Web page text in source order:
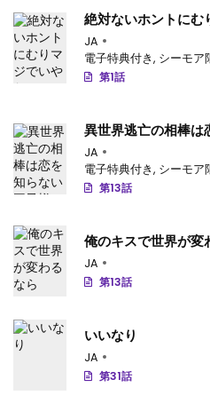
絶対ないホントにむ
JA
電子特典付き, シーモア
第1話
異世界逃亡の相棒は
JA
電子特典付き, シーモア
第13話
俺のキスで世界が変
JA
第13話
いいなり
JA
第31話